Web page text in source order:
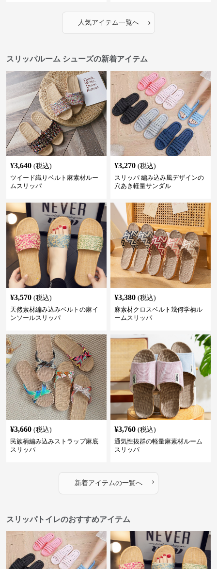
人気アイテム一覧へ ›
スリッパルーム シューズの新着アイテム
¥3,640 (税込)
ツイード織りベルト麻素材ルー
ムスリッパ
¥3,270 (税込)
スリッパ 編み込み風デザインの
穴あき軽量サンダル
¥3,570 (税込)
天然素材編み込みベルトの麻イ
ンソールスリッパ
¥3,380 (税込)
麻素材クロスベルト幾何学柄ル
ームスリッパ
¥3,660 (税込)
民族柄編み込みストラップ麻底
スリッパ
¥3,760 (税込)
通気性抜群の軽量麻素材ルーム
スリッパ
新着アイテムの一覧へ ›
スリッパトイレのおすすめアイテム